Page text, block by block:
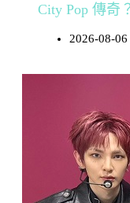
City Pop 傳奇
2026-08-06